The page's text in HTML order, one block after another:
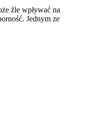
źle wpływać na
Jednym ze